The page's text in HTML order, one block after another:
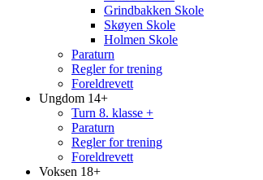
Grindbakken Skole
Skøyen Skole
Holmen Skole
Paraturn
Regler for trening
Foreldrevett
Ungdom 14+
Turn 8. klasse +
Paraturn
Regler for trening
Foreldrevett
Voksen 18+